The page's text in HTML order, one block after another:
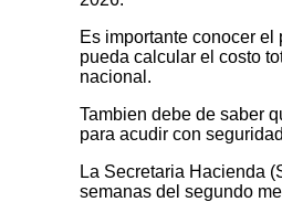
Es importante conocer
pueda calcular el costo
nacional.
Tambien debe de saber
para acudir con
La Secretaria Hacienda
semanas del segundo